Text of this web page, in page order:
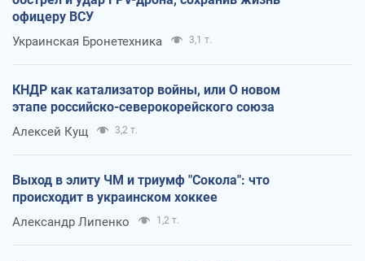
офицеру ВСУ
Украинская Бронетехника 3,1 т.
КНДР как катализатор войны, или О новом
этапе российско-северокорейского союза
Алексей Кущ 3,2 т.
Выход в элиту ЧМ и триумф "Сокола": что
происходит в украинском хоккее
Александр Липенко 1,2 т.